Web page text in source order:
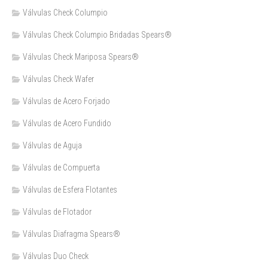
Válvulas Check Columpio
Válvulas Check Columpio Bridadas Spears®
Válvulas Check Mariposa Spears®
Válvulas Check Wafer
Válvulas de Acero Forjado
Válvulas de Acero Fundido
Válvulas de Aguja
Válvulas de Compuerta
Válvulas de Esfera Flotantes
Válvulas de Flotador
Válvulas Diafragma Spears®️
Válvulas Duo Check